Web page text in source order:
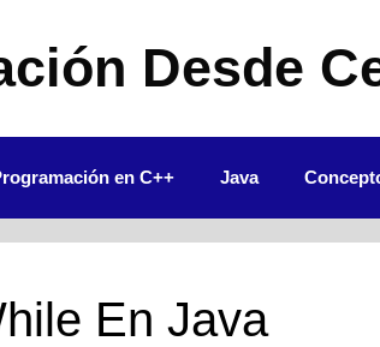
Desde
en C++ Java
En Java